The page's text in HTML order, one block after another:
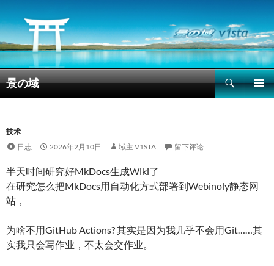
景の域
搜
索
文
技术
日志
2026年2月10日 域主 V1STA 留下评论
半天时间研究好MkDocs生成Wiki了
在研究怎么把MkDocs用自动化方式部署到Webinoly静态网
站，
为啥不用GitHub Actions? 其实是因为我几乎不会用Git……其
实我只会写作业，不太会交作业。